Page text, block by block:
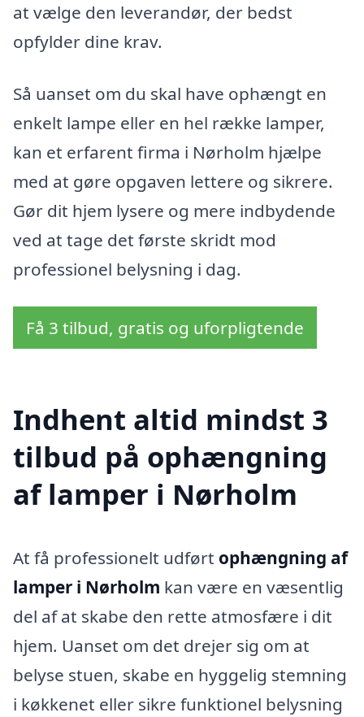
at vælge den leverandør, der bedst
opfylder dine krav.
Så uanset om du skal have ophængt en
enkelt lampe eller en hel række lamper,
kan et erfarent firma i Nørholm hjælpe
med at gøre opgaven lettere og sikrere.
Gør dit hjem lysere og mere indbydende
ved at tage det første skridt mod
professionel belysning i dag.
Få 3 tilbud, gratis og uforpligtende
Indhent altid mindst 3
tilbud på ophængning
af lamper i Nørholm
At få professionelt udført ophængning af
lamper i Nørholm kan være en væsentlig
del af at skabe den rette atmosfære i dit
hjem. Uanset om det drejer sig om at
belyse stuen, skabe en hyggelig stemning
i køkkenet eller sikre funktionel belysning